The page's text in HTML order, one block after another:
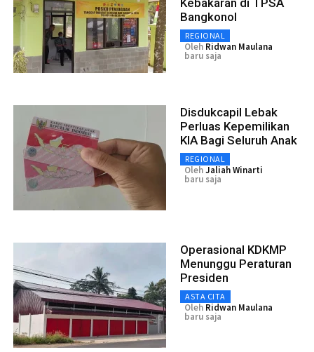
Bangkonol
REGIONAL
Oleh Ridwan Maulana
baru saja
Disdukcapil Lebak
Perluas Kepemilikan
KIA Bagi Seluruh Anak
REGIONAL
OlehJaliah Winarti
baru saja
Operasional KDKMP
Menunggu Peraturan
Presiden
ASTA CITA
Oleh Ridwan Maulana
baru saja